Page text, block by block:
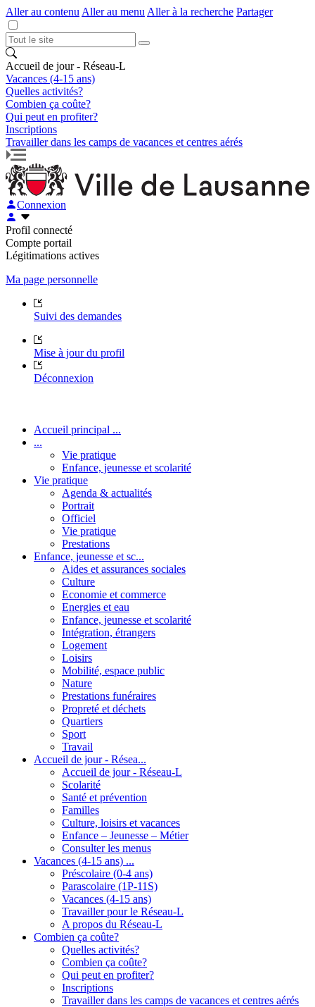
Aller au contenu Aller au menu Aller à la recherche Partager
Accueil de jour - Réseau-L
Vacances (4-15 ans)
Quelles activités?
Combien ça coûte?
Qui peut en profiter?
Inscriptions
Travailler dans les camps de vacances et centres aérés
Connexion
Profil connecté
Compte portail
Légitimations actives
Ma page personnelle
Suivi des demandes
Mise à jour du profil
Déconnexion
Accueil principal ...
...
Vie pratique
Enfance, jeunesse et scolarité
Vie pratique
Agenda & actualités
Portrait
Officiel
Vie pratique
Prestations
Enfance, jeunesse et sc...
Aides et assurances sociales
Culture
Economie et commerce
Energies et eau
Enfance, jeunesse et scolarité
Intégration, étrangers
Logement
Loisirs
Mobilité, espace public
Nature
Prestations funéraires
Propreté et déchets
Quartiers
Sport
Travail
Accueil de jour - Résea...
Accueil de jour - Réseau-L
Scolarité
Santé et prévention
Familles
Culture, loisirs et vacances
Enfance – Jeunesse – Métier
Consulter les menus
Vacances (4-15 ans) ...
Préscolaire (0-4 ans)
Parascolaire (1P-11S)
Vacances (4-15 ans)
Travailler pour le Réseau-L
A propos du Réseau-L
Combien ça coûte?
Quelles activités?
Combien ça coûte?
Qui peut en profiter?
Inscriptions
Travailler dans les camps de vacances et centres aérés